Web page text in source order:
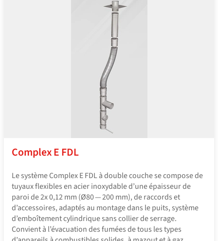
Complex E FDL
Le système Complex E FDL à double couche se compose de
tuyaux flexibles en acier inoxydable d’une épaisseur de
paroi de 2x 0,12 mm (Ø80 — 200 mm), de raccords et
d’accessoires, adaptés au montage dans le puits, système
d’emboîtement cylindrique sans collier de serrage.
Convient à l’évacuation des fumées de tous les types